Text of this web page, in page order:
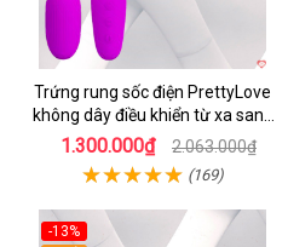
Trứng rung sốc điện PrettyLove
không dây điều khiển từ xa sang
chảnh
1.300.000₫ 2.063.000₫
(169)
-13%